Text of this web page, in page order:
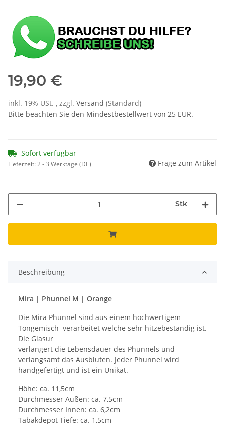
19,90 €
inkl. 19% USt. , zzgl. Versand (Standard)
Bitte beachten Sie den Mindestbestellwert von 25 EUR.
Sofort verfügbar
Lieferzeit:2 - 3 Werktage (DE) Frage zum Artikel
Stk
Beschreibung
Mira | Phunnel M | Orange
Die Mira Phunnel sind aus einem hochwertigem
Tongemisch verarbeitet welche sehr hitzebeständig ist.
Die Glasur
verlängert die Lebensdauer des Phunnels und
verlangsamt das Ausbluten. Jeder Phunnel wird
handgefertigt und ist ein Unikat.
Höhe: ca. 11,5cm
Durchmesser Außen: ca. 7,5cm
Durchmesser Innen: ca. 6,2cm
Tabakdepot Tiefe: ca. 1,5cm